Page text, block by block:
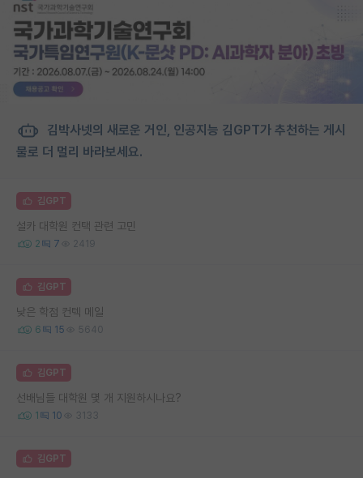
김박사넷의 새로운 거인, 인공지능 김GPT가 추천하는 게시
물로 더 멀리 바라보세요.
김GPT
설카 대학원 컨택 관련 고민
2 7 2419
김GPT
낮은 학점 컨텍 메일
6 15 5640
김GPT
선배님들 대학원 몇 개 지원하시나요?
1 10 3133
김GPT